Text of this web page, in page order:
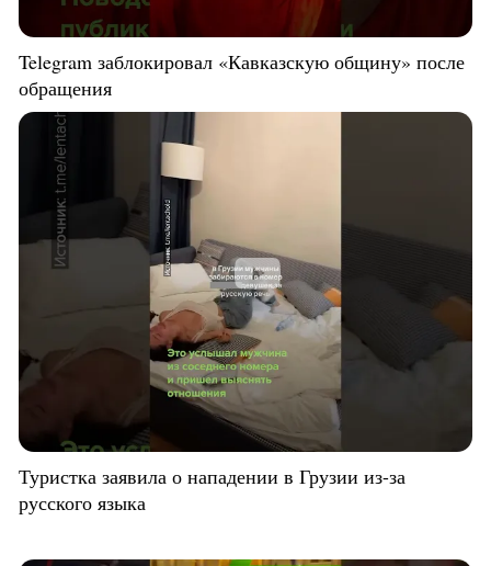
Telegram заблокировал «Кавказскую общину» после
обращения
Туристка заявила о нападении в Грузии из-за
русского языка